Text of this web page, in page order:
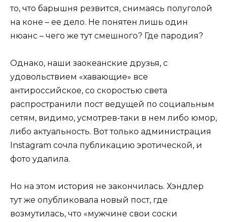
то, что барышня резвится, снимаясь полуголой
на коне – ее дело. Не понятен лишь один
нюанс – чего же тут смешного? Где пародия?
Однако, наши заокеанские друзья, с
удовольствием «хавающие» все
антироссийское, со скоростью света
распространили пост ведущей по социальным
сетям, видимо, усмотрев-таки в нем либо юмор,
либо актуальность. Вот только администрация
Instagram сочла публикацию эротической, и
фото удалила.
Но на этом история не закончилась. Хэндлер
тут же опубликовала новый пост, где
возмутилась, что «мужчине свои соски